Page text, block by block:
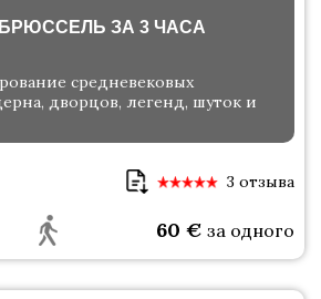
ЗА 3 ЧАСА
средневековых
дворцов, легенд, шуток и
3 отзыва
60 € за одного